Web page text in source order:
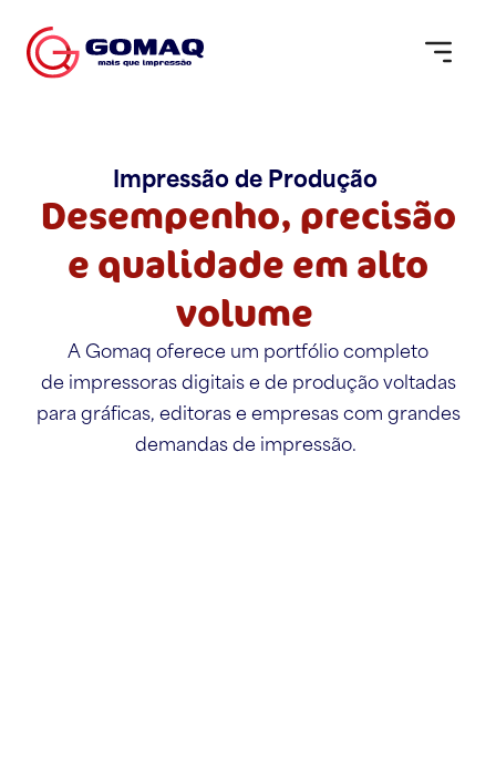
Impressão de Produção
Desempenho, precisão
e qualidade em alto
volume
A Gomaq oferece um portfólio completo
de impressoras digitais e de produção voltadas
para gráficas, editoras e empresas com grandes
demandas de impressão.